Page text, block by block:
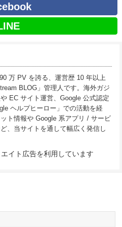
万 PV を誇る、運営歴 10 年以上
BLOG」管理人です。海外ガジ
EC サイト運営、Google 公式認定
ヘルプヒーロー」での活動を経
ト情報や Google 系アプリ / サービ
、当サイトを通して幅広く発信し
イト広告を利用しています